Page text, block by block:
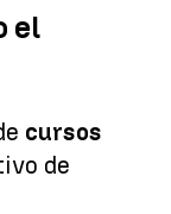
el
cursos
de